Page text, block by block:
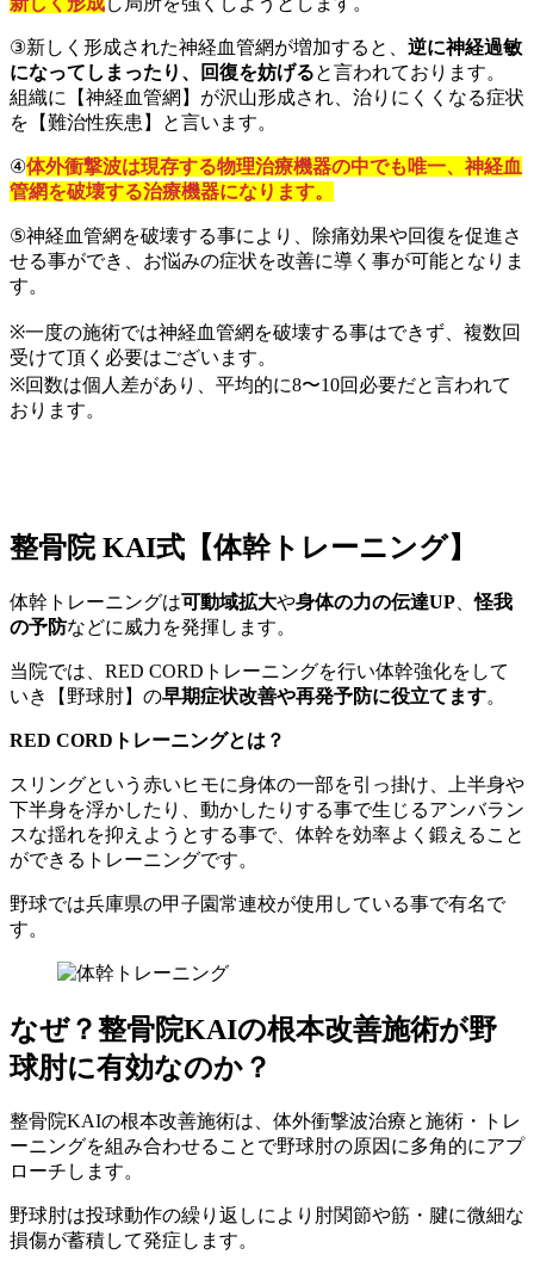
③新しく形成された神経血管網が増加すると、 逆に神経過敏
になってしまったり、回復を妨げると言われております。
組織に【神経血管網】が沢山形成され、治りにくくなる症状
を【難治性疾患】と言います。
④体外衝撃波は現存する物理治療機器の中でも唯一、神経血
管網を破壊する治療機器になります。
⑤神経血管網を破壊する事により、除痛効果や回復を促進さ
せる事ができ、お悩みの症状を改善に導く事が可能となりま
す。
※一度の施術では神経血管網を破壊する事はできず、複数回
受けて頂く必要はございます。
※回数は個人差があり、平均的に8〜10回必要だと言われて
おります。
整骨院 KAI式【体幹トレーニング】
体幹トレーニングは可動域拡大や身体の力の伝達UP 、怪我
の予防などに威力を発揮します。
当院では、RED CORDトレーニングを行い体幹強化をして
いき【野球肘】の早期症状改善や再発予防に役立てます。
RED CORDトレーニングとは？
スリングという赤いヒモに身体の一部を引っ掛け、上半身や
下半身を浮かしたり、動かしたりする事で生じるアンバラン
スな揺れを抑えようとする事で、体幹を効率よく鍛えること
ができるトレーニングです。
野球では兵庫県の甲子園常連校が使用している事で有名で
す。
なぜ？整骨院KAIの根本改善施術が野
球肘に有効なのか？
整骨院KAIの根本改善施術は、体外衝撃波治療と施術・トレ
ーニングを組み合わせることで野球肘の原因に多角的にアプ
ローチします。
野球肘は投球動作の繰り返しにより肘関節や筋・腱に微細な
損傷が蓄積して発症します。